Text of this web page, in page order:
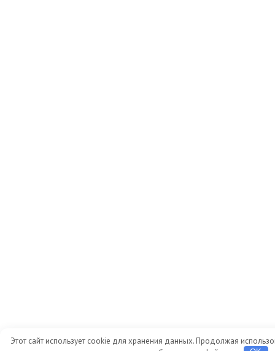
Этот сайт использует cookie для хранения данных. Продолжая